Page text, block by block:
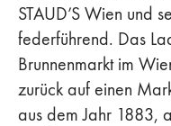
STAUD’S Wien und
federführend. Das
Brunnenmarkt im
zurück auf einen
aus dem Jahr 1883,